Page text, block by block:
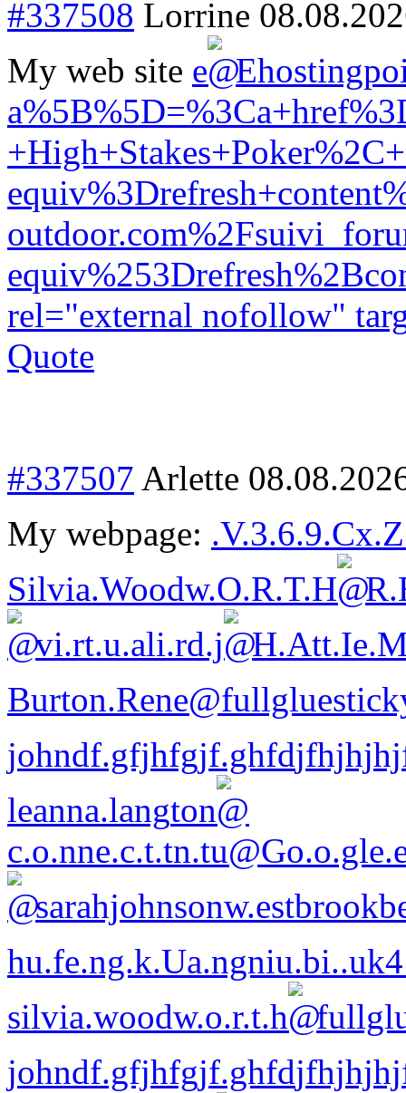
#337508 Lorrine
My web site e
rel="external nofollow"
Quote
#337507 Arlette
My webpage:
Silvia.Woodw.O.R.T.H
vi.rt.u.ali.rd.j
Burton.Rene@
johndf.gfjhfgjf.ghfd
leanna.langton
c.o.nne.c.t.tn.tu
sarahjohnsonw.estb
silvia.woodw.o.r.t.h
johndf.gfjhfgjf.ghfd